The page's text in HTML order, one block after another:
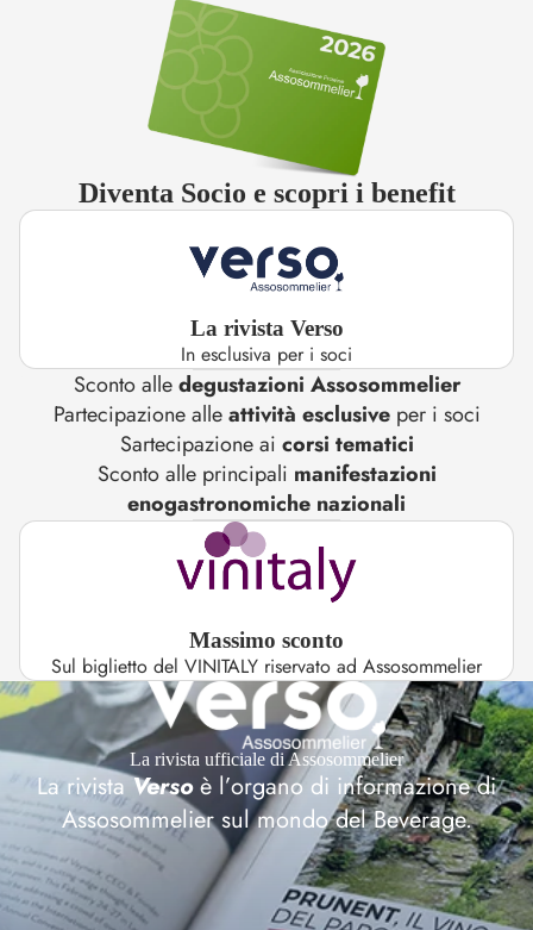
Diventa Socio e scopri i benefit
La rivista Verso
In esclusiva per i soci
Sconto alledegustazioni Assosommelier
Partecipazione alleattività esclusiveper i soci
Sartecipazione ai corsi tematici
Sconto alle principali manifestazioni
enogastronomiche nazionali
Massimo sconto
Sul biglietto del VINITALY riservato ad Assosommelier
La rivista ufficiale di Assosommelier
La rivistaVersoè l’organo di informazione di
Assosommelier sul mondo del Beverage.